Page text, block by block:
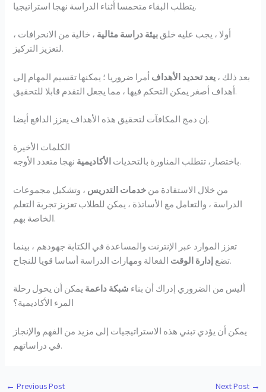
يتطلب البقاء متحمسا أثناء الدراسة نهجا استراتيجيا.
أولا ، يجب عليه خلق بيئة دراسة مثالية ، خالية من الانحرافات ،
لتعزيز التركيز.
بعد ذلك ، يعد تحديد الأهداف أمرا ضروريا ؛ يمكنها تقسيم المهام إلى
أهداف أصغر يمكن التحكم فيها ، مما يجعل التقدم قابلا للتحقيق.
إن دمج المكافآت لتحقيق هذه الأهداف يعزز الدافع أيضا.
الكلمات الأخيرة
باختصار، تتطلب المناورة بالتحديات الأكاديمية نهجا متعدد الأوجه.
من خلال الاستفادة من خدمات التدريس ، وتشكيل مجموعات
الدراسة ، والتعامل مع الأساتذة ، يمكن للطلاب تعزيز تجربة التعلم
الخاصة بهم.
تعزز الموارد عبر الإنترنت والمساعدة في الكتابة جهودهم ، بينما
تضع إدارة الوقت الفعالة ومهارات الدراسة أساسا قويا للنجاح.
أليس من الضروري إدراك أن بناء شبكة داعمة يمكن أن يحول رحلة
المرء الأكاديمية؟
يمكن أن يؤدي تبني هذه الاستراتيجيات إلى مزيد من الفهم والإنجاز
في دراساتهم.
← Previous Post Next Post →